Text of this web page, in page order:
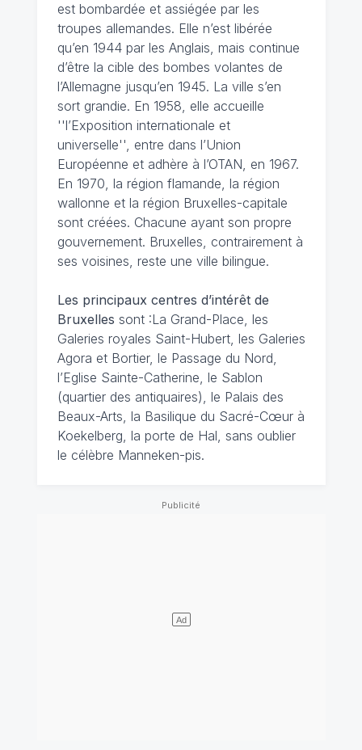
est bombardée et assiégée par les
troupes allemandes. Elle n’est libérée
qu’en 1944 par les Anglais, mais continue
d’être la cible des bombes volantes de
l’Allemagne jusqu’en 1945. La ville s’en
sort grandie. En 1958, elle accueille
''l’Exposition internationale et
universelle'', entre dans l’Union
Européenne et adhère à l’OTAN, en 1967.
En 1970, la région flamande, la région
wallonne et la région Bruxelles-capitale
sont créées. Chacune ayant son propre
gouvernement. Bruxelles, contrairement à
ses voisines, reste une ville bilingue.
Les principaux centres d’intérêt de
Bruxelles sont :La Grand-Place, les
Galeries royales Saint-Hubert, les Galeries
Agora et Bortier, le Passage du Nord,
l’Eglise Sainte-Catherine, le Sablon
(quartier des antiquaires), le Palais des
Beaux-Arts, la Basilique du Sacré-Cœur à
Koekelberg, la porte de Hal, sans oublier
le célèbre Manneken-pis.